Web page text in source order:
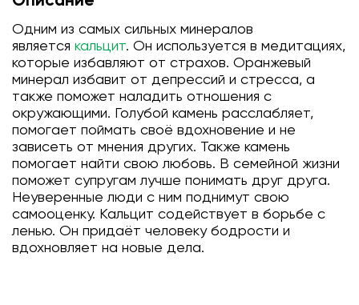
Одним из самых сильных минералов
является кальцит. Он используется в медитациях,
которые избавляют от страхов. Оранжевый
минерал избавит от депрессий и стресса, а
также поможет наладить отношения с
окружающими. Голубой камень расслабляет,
помогает поймать своё вдохновение и не
зависеть от мнения других. Также камень
помогает найти свою любовь. В семейной жизни
поможет супругам лучше понимать друг друга.
Неуверенные люди с ним поднимут свою
самооценку. Кальцит содействует в борьбе с
ленью. Он придаёт человеку бодрости и
вдохновляет на новые дела.